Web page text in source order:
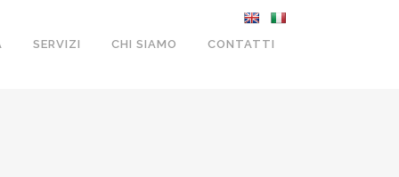
SERVIZI CHI SIAMO CONTATTI